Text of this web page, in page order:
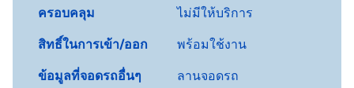
ครอบคลุม
ไม่มีให้บริการ
สิทธิ์ในการเข้า/ออก
พร้อมใช้งาน
ข้อมูลที่จอดรถอื่นๆ
ลานจอดรถ